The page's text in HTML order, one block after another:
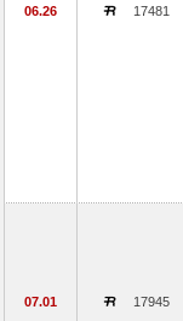
06.26 17481
07.01 17945